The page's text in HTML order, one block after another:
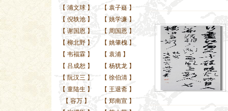
【 浦文球 】 【 袁子嶷 】
【 倪轶池 】 【 姚学濂 】
【 谢国恩 】 【 周国恩 】
【 柳北野 】 【 姚肇槐 】
【 韦福霖 】 【 袁浦 】
【 吕成恕 】 【 杨犹龙 】
【 阮汉三 】 【 徐伯清 】
【 童陆生 】 【 王退斋 】
【 容万 】 【 郑南宣 】